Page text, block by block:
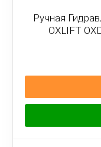
Ручная
OXLIFT